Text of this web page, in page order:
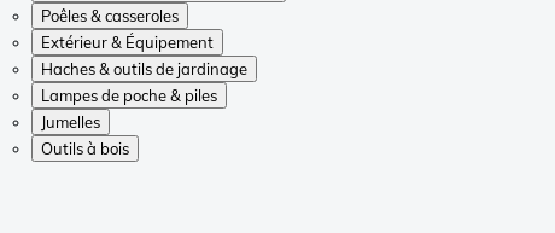
Poêles & casseroles
Extérieur & Équipement
Haches & outils de jardinage
Lampes de poche & piles
Jumelles
Outils à bois